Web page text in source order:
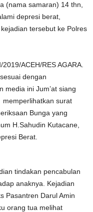
(nama samaran) 14 thn,
depresi berat,
tersebut ke Polres
ACEH/RES AGARA.
dengan
media ini Jum’at siang
surat
Bunga yang
H.Sahudin Kutacane,
Berat.
tindakan pencabulan
anaknya. Kejadian
Pasantren Darul Amin
orang tua melihat